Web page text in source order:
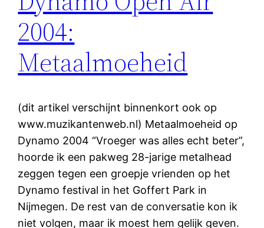
2004:
Metaalmoeheid
(dit artikel verschijnt binnenkort ook op
www.muzikantenweb.nl) Metaalmoeheid op
Dynamo 2004 “Vroeger was alles echt beter”,
hoorde ik een pakweg 28-jarige metalhead
zeggen tegen een groepje vrienden op het
Dynamo festival in het Goffert Park in
Nijmegen. De rest van de conversatie kon ik
niet volgen, maar ik moest hem gelijk geven.